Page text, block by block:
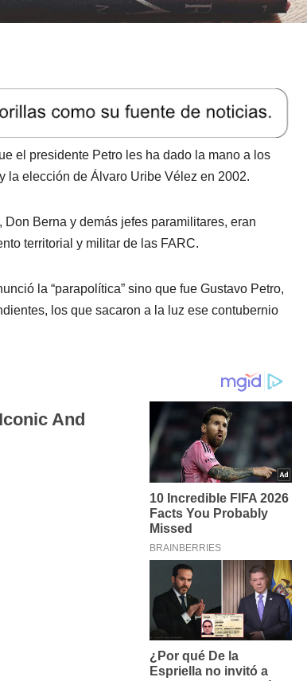
el presidente Petro les ha dado la mano a los
la elección de Álvaro Uribe Vélez en 2002.
Berna y demás jefes paramilitares, eran
territorial y militar de las FARC.
la “parapolítica” sino que fue Gustavo Petro,
los que sacaron a la luz ese contubernio